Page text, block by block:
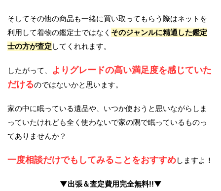
そしてその他の商品も一緒に買い取ってもらう際はネットを
利用して着物の鑑定士ではなく そのジャンルに精通した鑑定
士の方が査定 してくれれます。
したがって、
よりグレードの高い満足度を感じていた
だけるのではないかと思います。
家の中に眠っている遺品や、いつか使おうと思いながらしま
っていたけれども全く使わないで家の隅で眠っているものっ
てありませんか？
一度相談だけでもしてみることをおすすめしますよ！
▼出張＆査定費用完全無料!!▼